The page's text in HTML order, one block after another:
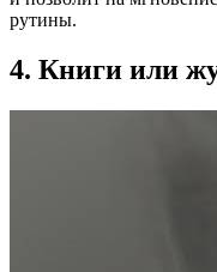
рутины.
4. Книги или